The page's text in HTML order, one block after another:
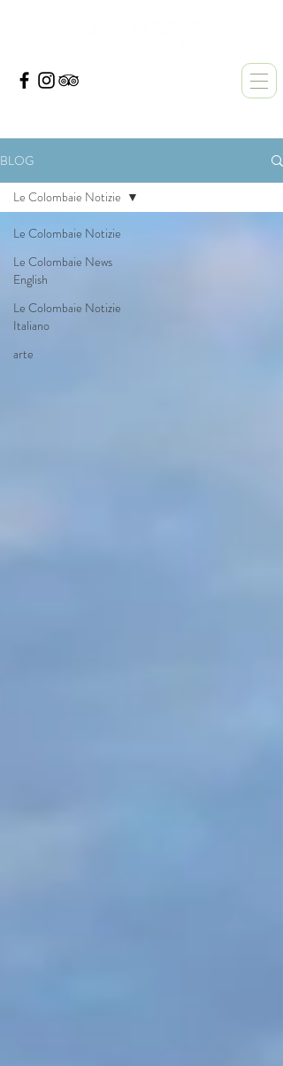
BLOG
Le Colombaie Notizie
Le Colombaie News
English
Le Colombaie Notizie
Italiano
arte
Le Colombaie Notizie